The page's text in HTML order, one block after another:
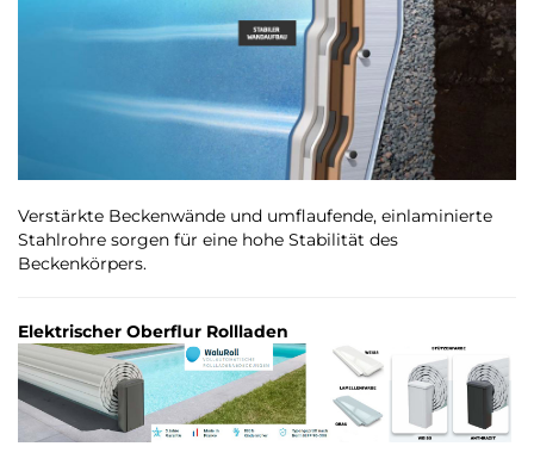
Verstärkte Beckenwände und umflaufende, einlaminierte
Stahlrohre sorgen für eine hohe Stabilität des
Beckenkörpers.
Elektrischer Oberflur Rollladen